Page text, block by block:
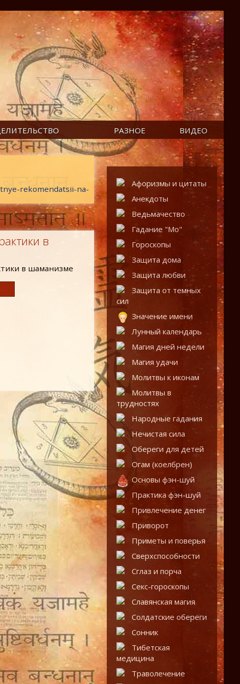
РАЗНОЕ ВИДЕО
rekomendatsii-na-
в
Афоризмы и цитаты
Анекдоты
Ведьмачество
Гадание "Мо"
Гороскопы
Защита дома
Защита любви
Защита от темных
сил
Значение имени
Лунный календарь
Магия дней недели
Магия удачи
Молитвы к иконам
Молитвы в
трудностях
Народные гадания
Нечистая сила
Обереги для детей
Огам (коелбрен)
Основы фэн-шуй
Практика фэн-шуй
Привлечение денег
Приворот
Приметы и поверья
Сверхспособности
Сглаз и порча
Секс-гороскопы
Славянская магия
Солдатские обереги
Сонник
Тибетская
медицина
Траволечение